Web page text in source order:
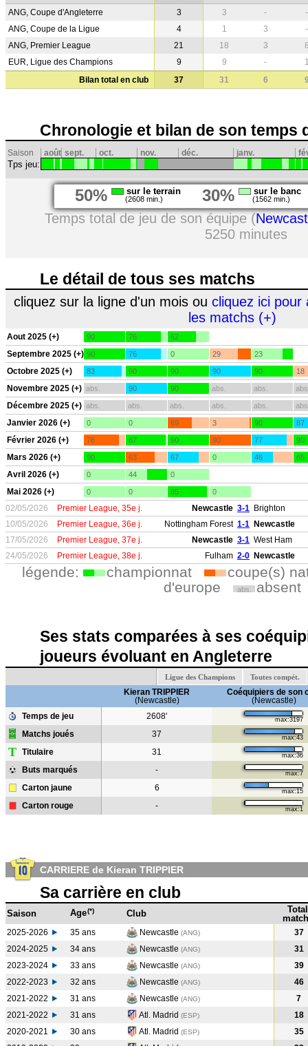
ANG, Coupe d'Angleterre 3 3 -
-
ANG, Coupe de la Ligue
4 1 3
-
ANG, Premier League
21 18 3
EUR, Ligue des Champions
9 9 -
Bilan total en club
37 31 6
Chronologie et bilan de son temps
Saison août sept. oct. nov. déc. janv.
Tps jeu:
50% sur le terrain
(2608 min.) 30% sur le banc
(1562 min.)
Temps total de jeu de son équipe (
5250 minutes
Le détail de tous ses matchs
cliquez sur la ligne d'un mois ou cliquez ici pour
les matchs (+)
Aout 2025 (+) 90 76 62
Septembre 2025 (+) 90 76 0 29 23
Octobre 2025 (+) 83 90 90 90 90 18
Novembre 2025 (+) abs. 90 90 abs. abs.
Décembre 2025 (+) abs. abs. abs. abs. abs.
Janvier 2026 (+) 0 0 69 3 90 87
Février 2026 (+) 76 87 90 90 77 90
Mars 2026 (+) 90 63 67 0 46 65
Avril 2026 (+) 0 44 0
Mai 2026 (+) 0 0 85 0
02/05/2026 Premier League, 35e j. Newcastle 3-1 Brighton
10/05/2026
Premier League, 36e j. Nottingham Forest 1-1 Newcastle
17/05/2026
Premier League, 37e j. Newcastle 3-1 West Ham
24/05/2026
Premier League, 38e j. Fulham 2-0 Newcastle
légende: championnat
coupe(s)
d'europe
abs. absent
Ses stats comparées à ses
joueurs évoluant en Angleterre
Ligue des Champions Toutes compét.
Kieran TRIPPIER
(Newcastle)
Coéquipiers de son
(Newcastle)
Temps de jeu
2608' max:3197
Matchs joués 37 max:43
T Titulaire 31 max:36
Buts marqués - max:7
Carton jaune 6 max:15
Carton rouge - max:1
CARRIERE de Kieran TRIPPIER
Sa carrière en club
Saison Age(*) Club
Total
2025-2026 35 ans Newcastle (ANG)
37
2024-2025
34 ans Newcastle (ANG)
31
2023-2024
33 ans Newcastle (ANG)
39
2022-2023
32 ans Newcastle (ANG)
46
2021-2022
31 ans Newcastle (ANG)
7
2021-2022
31 ans Atl. Madrid (ESP)
18
2020-2021
30 ans Atl. Madrid (ESP)
35